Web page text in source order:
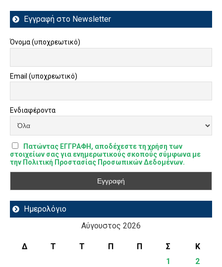
Εγγραφή στο Newsletter
Όνομα (υποχρεωτικό)
Email (υποχρεωτικό)
Ενδιαφέροντα
Πατώντας ΕΓΓΡΑΦΗ, αποδέχεστε τη χρήση των
στοιχείων σας για ενημερωτικούς σκοπούς σύμφωνα με
την Πολιτική Προστασίας Προσωπικών Δεδομένων.
Ημερολόγιο
Αύγουστος 2026
Δ Τ Τ Π Π Σ
Κ
1
2